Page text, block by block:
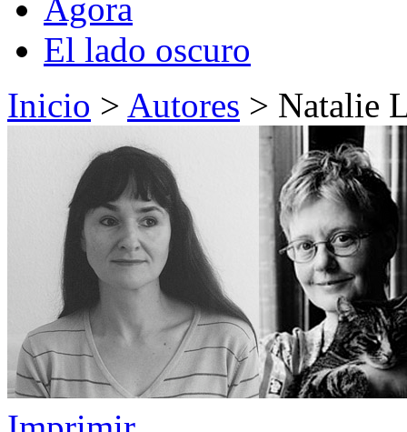
Ágora
El lado oscuro
Inicio > Autores > Natalie